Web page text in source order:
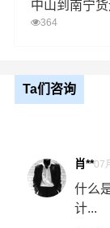
送货
区域
兴
如何计算广州
物流费用总报
中山到南宁
至南宁物流专
364
Ta们咨询
肖**07
什么
计...